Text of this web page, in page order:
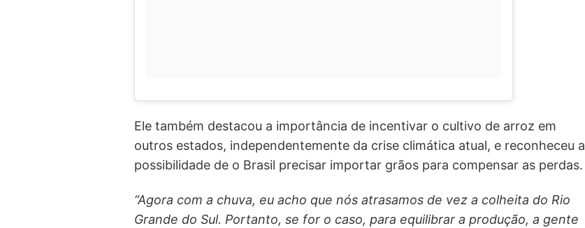
Ele também destacou a importância de incentivar o cultivo de arroz em
outros estados, independentemente da crise climática atual, e reconheceu a
possibilidade de o Brasil precisar importar grãos para compensar as perdas.
“Agora com a chuva, eu acho que nós atrasamos de vez a colheita do Rio
Grande do Sul. Portanto, se for o caso, para equilibrar a produção, a gente